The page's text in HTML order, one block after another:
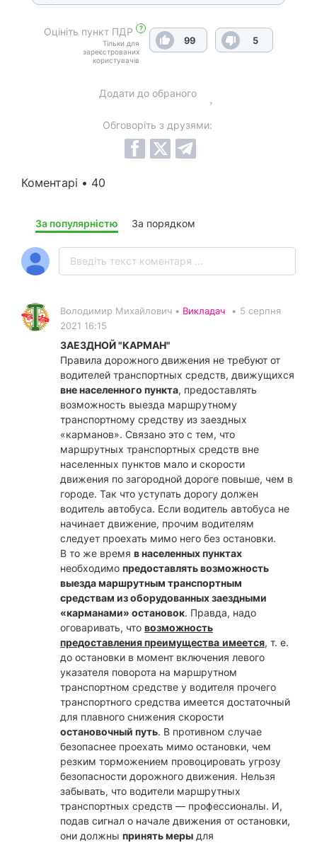
Оцініть пункт ПДР ?
Тільки для
зареєстрованих
користувачів
99 5
Додати до обраного
Обговоріть з друзями:
Коментарі • 40
За популярністю За порядком
Володимир Михайлович • Викладач • 5 серпня
2021 16:15
ЗАЕЗДНОЙ "КАРМАН"
Правила дорожного движения не требуют от
водителей транспортных средств, движущихся
вне населенного пункта, предоставлять
возможность выезда маршрутному
транспортному средству из заездных
«карманов». Связано это с тем, что
маршрутных транспортных средств вне
населенных пунктов мало и скорости
движения по загородной дороге повыше, чем в
городе. Так что уступать дорогу должен
водитель автобуса. Если водитель автобуса не
начинает движение, прочим водителям
следует проехать мимо него без остановки.
В то же время в населенных пунктах
необходимо предоставлять возможность
выезда маршрутным транспортным
средствам из оборудованных заездными
«карманами» остановок. Правда, надо
оговаривать, что возможность
предоставления преимущества имеется, т. е.
до остановки в момент включения левого
указателя поворота на маршрутном
транспортном средстве у водителя прочего
транспортного средства имеется достаточный
для плавного снижения скорости
остановочный путь. В противном случае
безопаснее проехать мимо остановки, чем
резким торможением провоцировать угрозу
безопасности дорожного движения. Нельзя
забывать, что водители маршрутных
транспортных средств — профессионалы. И,
подав сигнал о начале движения от остановки,
они должны принять меры для